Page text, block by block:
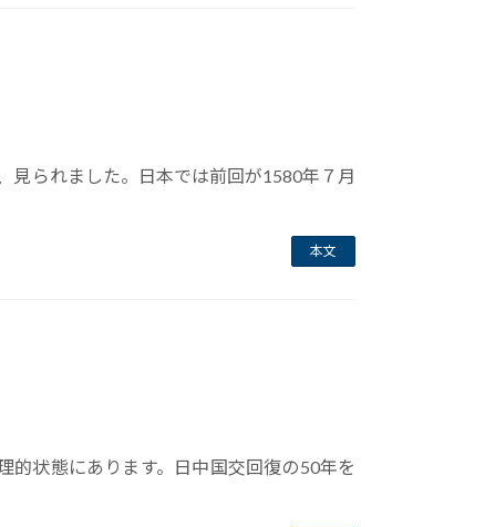
見られました。日本では前回が1580年７月
本文
的状態にあります。日中国交回復の50年を